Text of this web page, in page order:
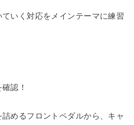
いく対応をメインテーマに練習
認！
めるフロントペダルから、キャ